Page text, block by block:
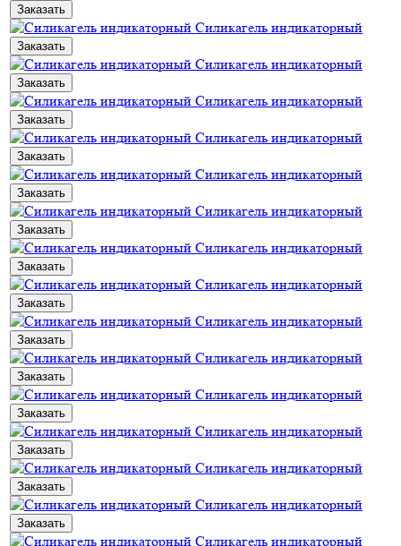
Заказать
Силикагель индикаторный
Заказать
Силикагель индикаторный
Заказать
Силикагель индикаторный
Заказать
Силикагель индикаторный
Заказать
Силикагель индикаторный
Заказать
Силикагель индикаторный
Заказать
Силикагель индикаторный
Заказать
Силикагель индикаторный
Заказать
Силикагель индикаторный
Заказать
Силикагель индикаторный
Заказать
Силикагель индикаторный
Заказать
Силикагель индикаторный
Заказать
Силикагель индикаторный
Заказать
Силикагель индикаторный
Заказать
Силикагель индикаторный